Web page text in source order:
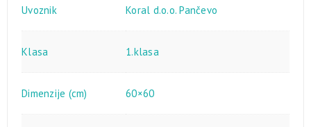
Uvoznik Koral d.o.o. Pančevo
Klasa 1.klasa
Dimenzije (cm) 60×60